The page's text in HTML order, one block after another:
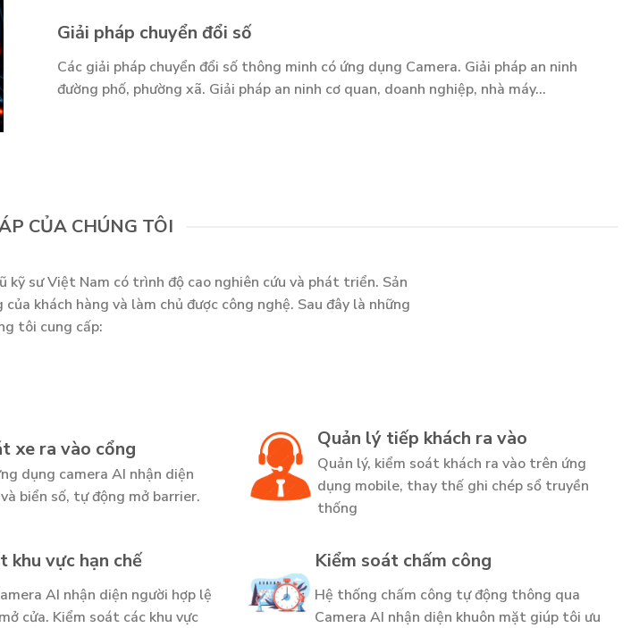
Giải pháp chuyển đổi số
Các giải pháp chuyển đổi số thông minh có ứng dụng Camera. Giải pháp an ninh
đường phố, phường xã. Giải pháp an ninh cơ quan, doanh nghiệp, nhà máy…
CỦA CHÚNG TÔI
sư Việt Nam có trình độ cao nghiên cứu và phát triển. Sản
khách hàng và làm chủ được công nghệ. Sau đây là những
tôi cung cấp:
xe ra vào cổng
dụng camera AI nhận diện
biển số, tự động mở barrier.
khu vực hạn chế
AI nhận diện người hợp lệ
cửa. Kiểm soát các khu vực
Quản lý tiếp khách ra vào
Quản lý, kiểm soát khách ra vào trên ứng
dụng mobile, thay thế ghi chép sổ truyền
thống
Kiểm soát chấm công
Hệ thống chấm công tự động thông qua
Camera AI nhận diện khuôn mặt giúp tôi ưu